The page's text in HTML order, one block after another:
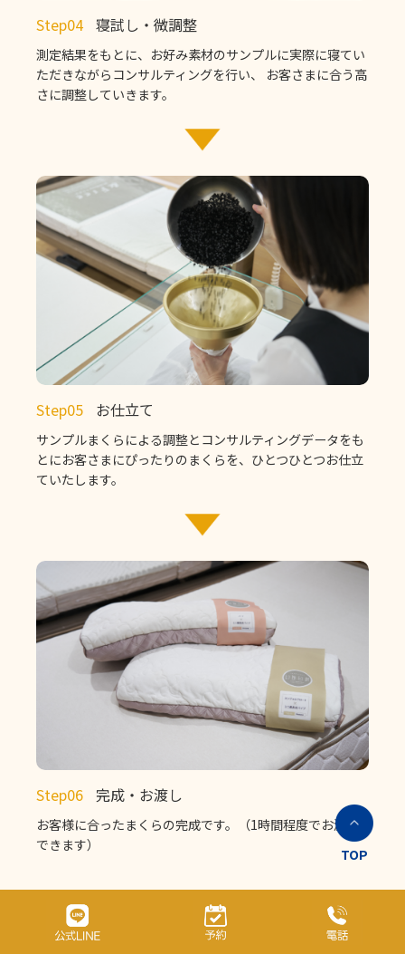
Step04 寝試し・微調整
測定結果をもとに、お好み素材のサンプルに実際に寝てい
ただきながらコンサルティングを行い、 お客さまに合う高
さに調整していきます。
Step05 お仕立て
サンプルまくらによる調整とコンサルティングデータをも
とにお客さまにぴったりのまくらを、ひとつひとつお仕立
ていたします。
Step06 完成・お渡し
お客様に合ったまくらの完成です。（1時間程度でお渡し
できます）
既製品まくら
TOP